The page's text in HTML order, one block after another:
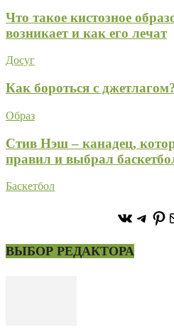
Что такое кистозное
возникает и как его лечат
Досуг
Как бороться с
Образ
Стив Нэш – канадец,
правил и выбрал
Баскетбол
https://
ВЫБОР РЕДАКТОРА